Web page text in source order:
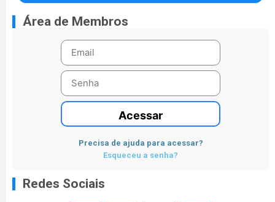
Área de Membros
Acessar
Precisa de ajuda para acessar?
Esqueceu a senha?
Redes Sociais